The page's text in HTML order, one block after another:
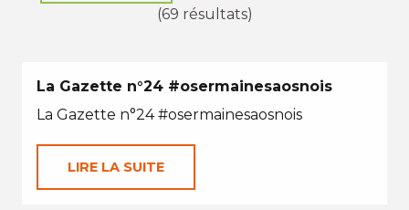
(69 résultats)
La Gazette n°24 #osermainesaosnois
La Gazette n°24 #osermainesaosnois
LIRE LA SUITE